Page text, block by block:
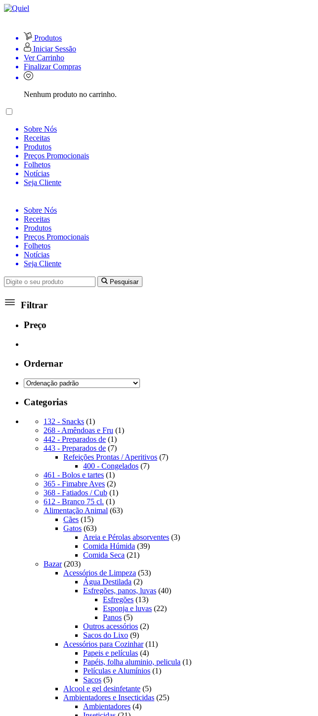
Produtos
Iniciar Sessão
Ver Carrinho
Finalizar Compras
Nenhum produto no carrinho.
Sobre Nós
Receitas
Produtos
Preços Promocionais
Folhetos
Notícias
Seja Cliente
Sobre Nós
Receitas
Produtos
Preços Promocionais
Folhetos
Notícias
Seja Cliente
Pesquisar
Filtrar
Preço
Ordernar
Categorias
132 - Snacks 11
produto
268 - Amêndoas e Fru 11
442 - Preparados de 11
produto
443 - Preparados de 77
produtos
Refeições Prontas / Aperitivos 77
400 - Congelados 77
461 - Bolos e tartes 11
produto
365 - Fimabre Aves 22
produtos
368 - Fatiados / Cub 11
612 - Branco 75 cl. 11
produto
Alimentação Animal 6363
Cães 1515
produtos
Gatos 6363
produtos
Areia e Pérolas absorventes 33
Comida Húmida 3939
Comida Seca 2121
Bazar 203203
produtos
Acessórios de Limpeza 5353
Água Destilada 22
produtos
Esfregões, panos, luvas 4040
Esfregões 1313
produtos
Esponja e luvas 2222
Panos 55
produtos
Outros acessórios 22
Sacos do Lixo 99
produtos
Acessórios para Cozinhar 1111
Papeis e películas 44
produtos
Papéis, folha aluminio, pelicula 11
Películas e Alumínios 11
Sacos 55
produtos
Alcool e gel desinfetante 55
produtos
Ambientadores e Insecticidas 2525
Ambientadores 44